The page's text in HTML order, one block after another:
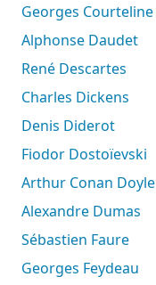
Georges Courteline
Alphonse Daudet
René Descartes
Charles Dickens
Denis Diderot
Fiodor Dostoïevski
Arthur Conan Doyle
Alexandre Dumas
Sébastien Faure
Georges Feydeau